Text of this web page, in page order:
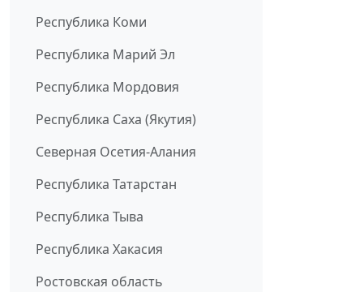
Республика Коми
Республика Марий Эл
Республика Мордовия
Республика Саха (Якутия)
Северная Осетия-Алания
Республика Татарстан
Республика Тыва
Республика Хакасия
Ростовская область